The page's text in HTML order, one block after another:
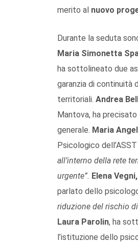
merito al nuovo
Durante la seduta
Maria Simonetta
ha sottolineato due
garanzia di continuità
territoriali. Andrea
Mantova, ha
generale. Maria
Psicologico
all’interno della rete
urgente”. Elena Vegni,
parlato dello
riduzione del rischio
Laura Parolin, ha
l’istituzione dello